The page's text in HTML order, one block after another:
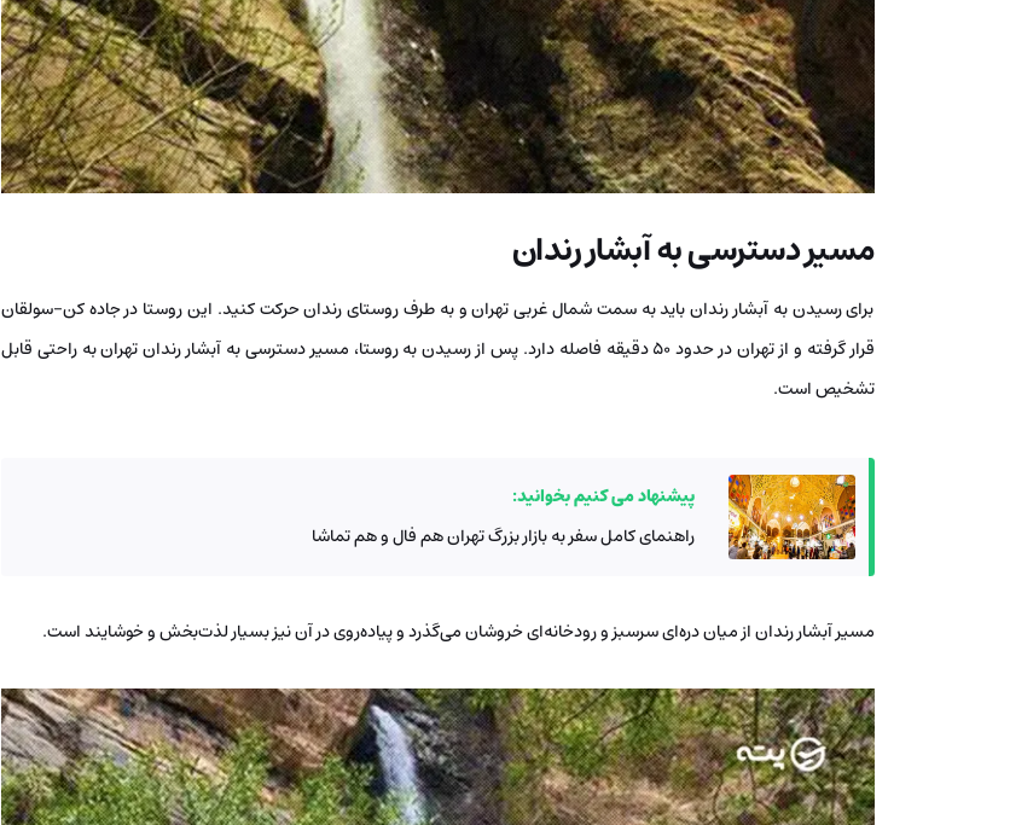
مسیر دسترسی به آبشار رندان
برای رسیدن به آبشار رندان باید به سمت شمال غربی تهران و به طرف روستای رندان حرکت کنید. این روستا در جاده کن-سولقان
قرار گرفته و از تهران در حدود 50 دقیقه فاصله دارد. پس از رسیدن به روستا، مسیر دسترسی به آبشار رندان تهران به راحتی قابل
‌تشخیص است.
پیشنهاد می کنیم بخوانید:
راهنمای کامل سفر به بازار بزرگ تهران هم فال و هم تماشا
مسیر آبشار رندان از میان دره‌ای سرسبز و رودخانه‌ای خروشان می‌گذرد و پیاده‌روی در آن نیز بسیار لذت‌بخش و خوشایند است.